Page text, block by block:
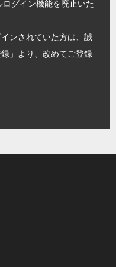
グイン機能を廃止いた
ンされていた方は、誠
」より、改めてご登録